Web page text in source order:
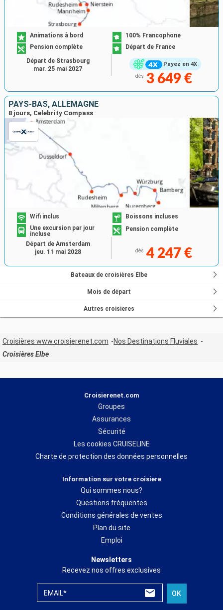
Payez en 4X
Animations à bord
100% Francophone
Pension complète
Départ de France
dès 3 649 €
Départ de Strasbourg
mar. 25 mai 2027
PAYS-BAS, ALLEMAGNE
8 jours, Celebrity Compass
Wifi inclus
Boissons incluses
Une excursion par jour
incluse
Pension complète
dès 4 247 €
Départ de Amsterdam
jeu. 11 mai 2028
Bateaux de croisières Elbe
Mois de départ
Autres croisieres
Croisières www.croisierenet.com
Nos Destinations Fluviales
Croisières Elbe
Croisierenet.com
Groupes
Assurances
Sécurité
Les cookies CRUISELINE
Charte de protection des données personnelles
Information sur votre croisiere
Qui sommes nous?
Questions fréquentes
Conditions générales de ventes
Plan du site
Emploi
Newsletters
Recevez nos offres exclusives
EMAIL* OK